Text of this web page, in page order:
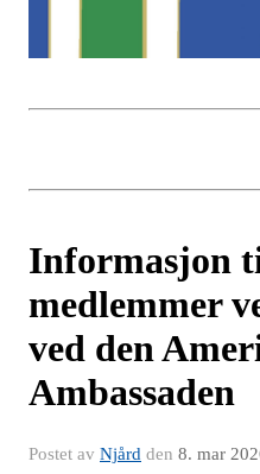
Informasjon
medlemmer
ved den
Ambassaden
Postet av Njård den 8. mar